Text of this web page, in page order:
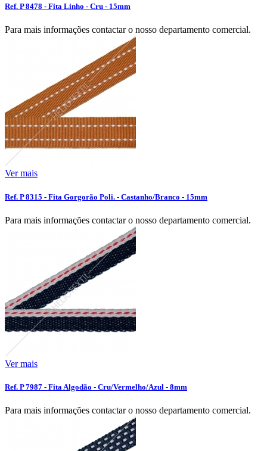
Ref. P 8478 - Fita Linho - Cru - 15mm
Para mais informações contactar o nosso departamento comercial.
Ver mais
Ref. P 8315 - Fita Gorgorão Poli. - Castanho/Branco - 15mm
Para mais informações contactar o nosso departamento comercial.
Ver mais
Ref. P 7987 - Fita Algodão - Cru/Vermelho/Azul - 8mm
Para mais informações contactar o nosso departamento comercial.